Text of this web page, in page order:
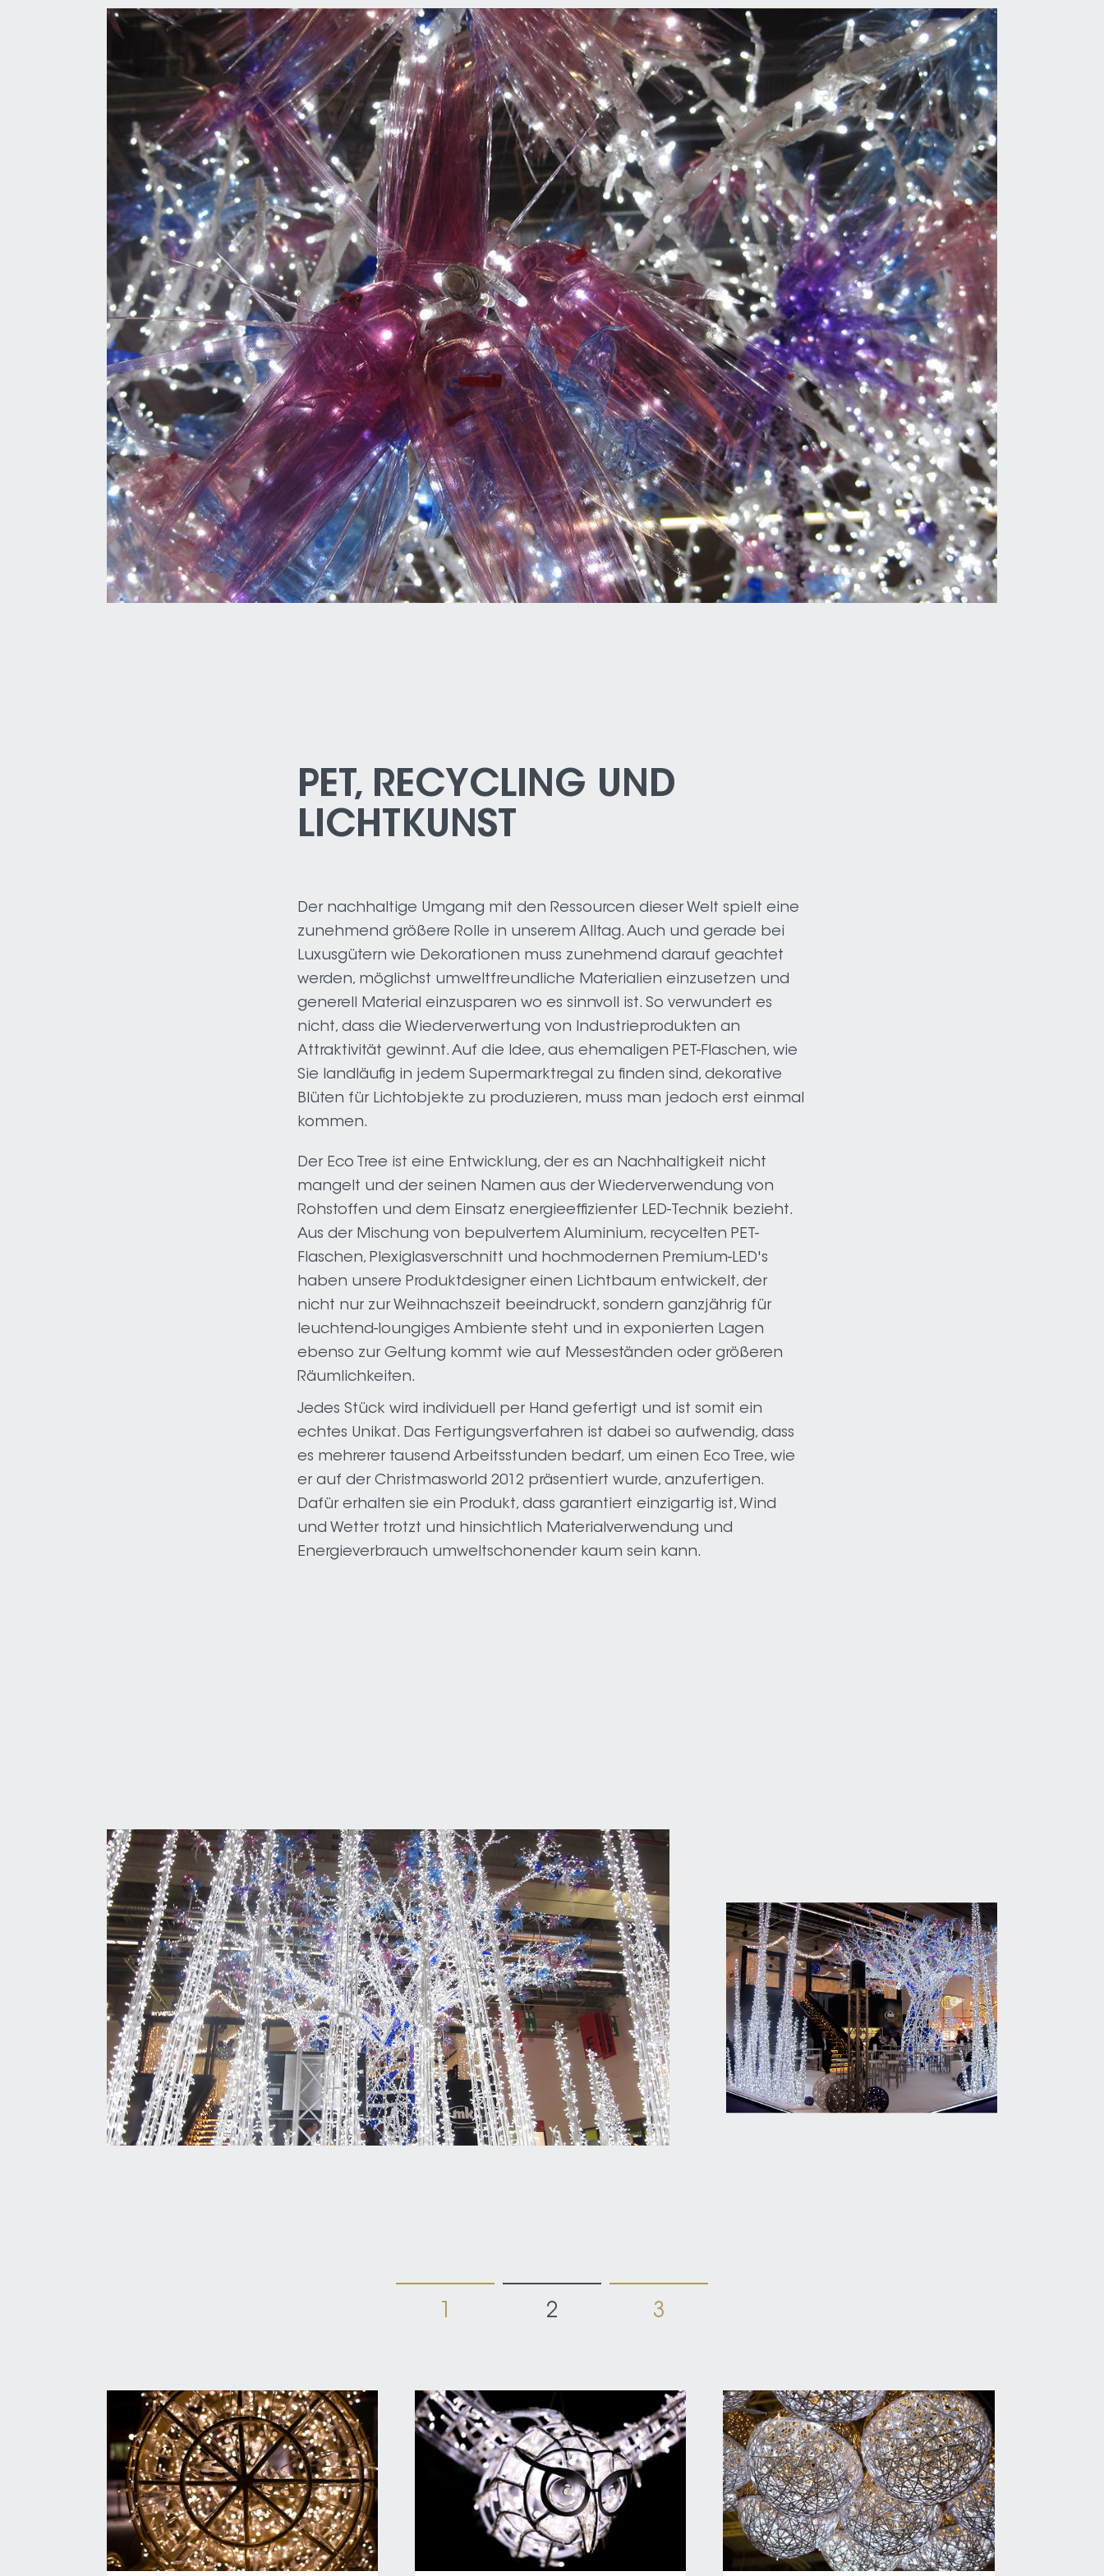
PET, RECYCLING UND
LICHTKUNST
Der nachhaltige Umgang mit den Ressourcen dieser Welt spielt eine
zunehmend größere Rolle in unserem Alltag. Auch und gerade bei
Luxusgütern wie Dekorationen muss zunehmend darauf geachtet
werden, möglichst umweltfreundliche Materialien einzusetzen und
generell Material einzusparen wo es sinnvoll ist. So verwundert es
nicht, dass die Wiederverwertung von Industrieprodukten an
Attraktivität gewinnt. Auf die Idee, aus ehemaligen PET-Flaschen, wie
Sie landläufig in jedem Supermarktregal zu finden sind, dekorative
Blüten für Lichtobjekte zu produzieren, muss man jedoch erst einmal
kommen.
Der Eco Tree ist eine Entwicklung, der es an Nachhaltigkeit nicht
mangelt und der seinen Namen aus der Wiederverwendung von
Rohstoffen und dem Einsatz energieeffizienter LED-Technik bezieht.
Aus der Mischung von bepulvertem Aluminium, recycelten PET-
Flaschen, Plexiglasverschnitt und hochmodernen Premium-LED's
haben unsere Produktdesigner einen Lichtbaum entwickelt, der
nicht nur zur Weihnachszeit beeindruckt, sondern ganzjährig für
leuchtend-loungiges Ambiente steht und in exponierten Lagen
ebenso zur Geltung kommt wie auf Messeständen oder größeren
Räumlichkeiten.
Jedes Stück wird individuell per Hand gefertigt und ist somit ein
echtes Unikat. Das Fertigungsverfahren ist dabei so aufwendig, dass
es mehrerer tausend Arbeitsstunden bedarf, um einen Eco Tree, wie
er auf der Christmasworld 2012 präsentiert wurde, anzufertigen.
Dafür erhalten sie ein Produkt, dass garantiert einzigartig ist, Wind
und Wetter trotzt und hinsichtlich Materialverwendung und
Energieverbrauch umweltschonender kaum sein kann.
1 2 3